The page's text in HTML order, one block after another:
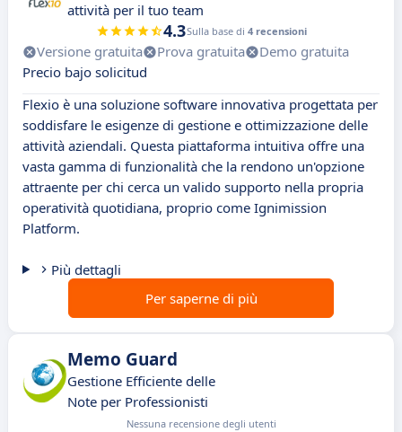
attività per il tuo team
4.3Sulla base di 4 recensioni
Versione gratuita Prova gratuita
Demo gratuita
Precio bajo solicitud
Flexio è una soluzione software innovativa progettata per
soddisfare le esigenze di gestione e ottimizzazione delle
attività aziendali. Questa piattaforma intuitiva offre una
vasta gamma di funzionalità che la rendono un'opzione
attraente per chi cerca un valido supporto nella propria
operatività quotidiana, proprio come Ignimission
Platform.
Più dettagli
Per saperne di più
Memo Guard
Gestione Efficiente delle
Note per Professionisti
Nessuna recensione degli utenti